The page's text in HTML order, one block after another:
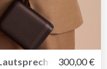
von
300,00 €